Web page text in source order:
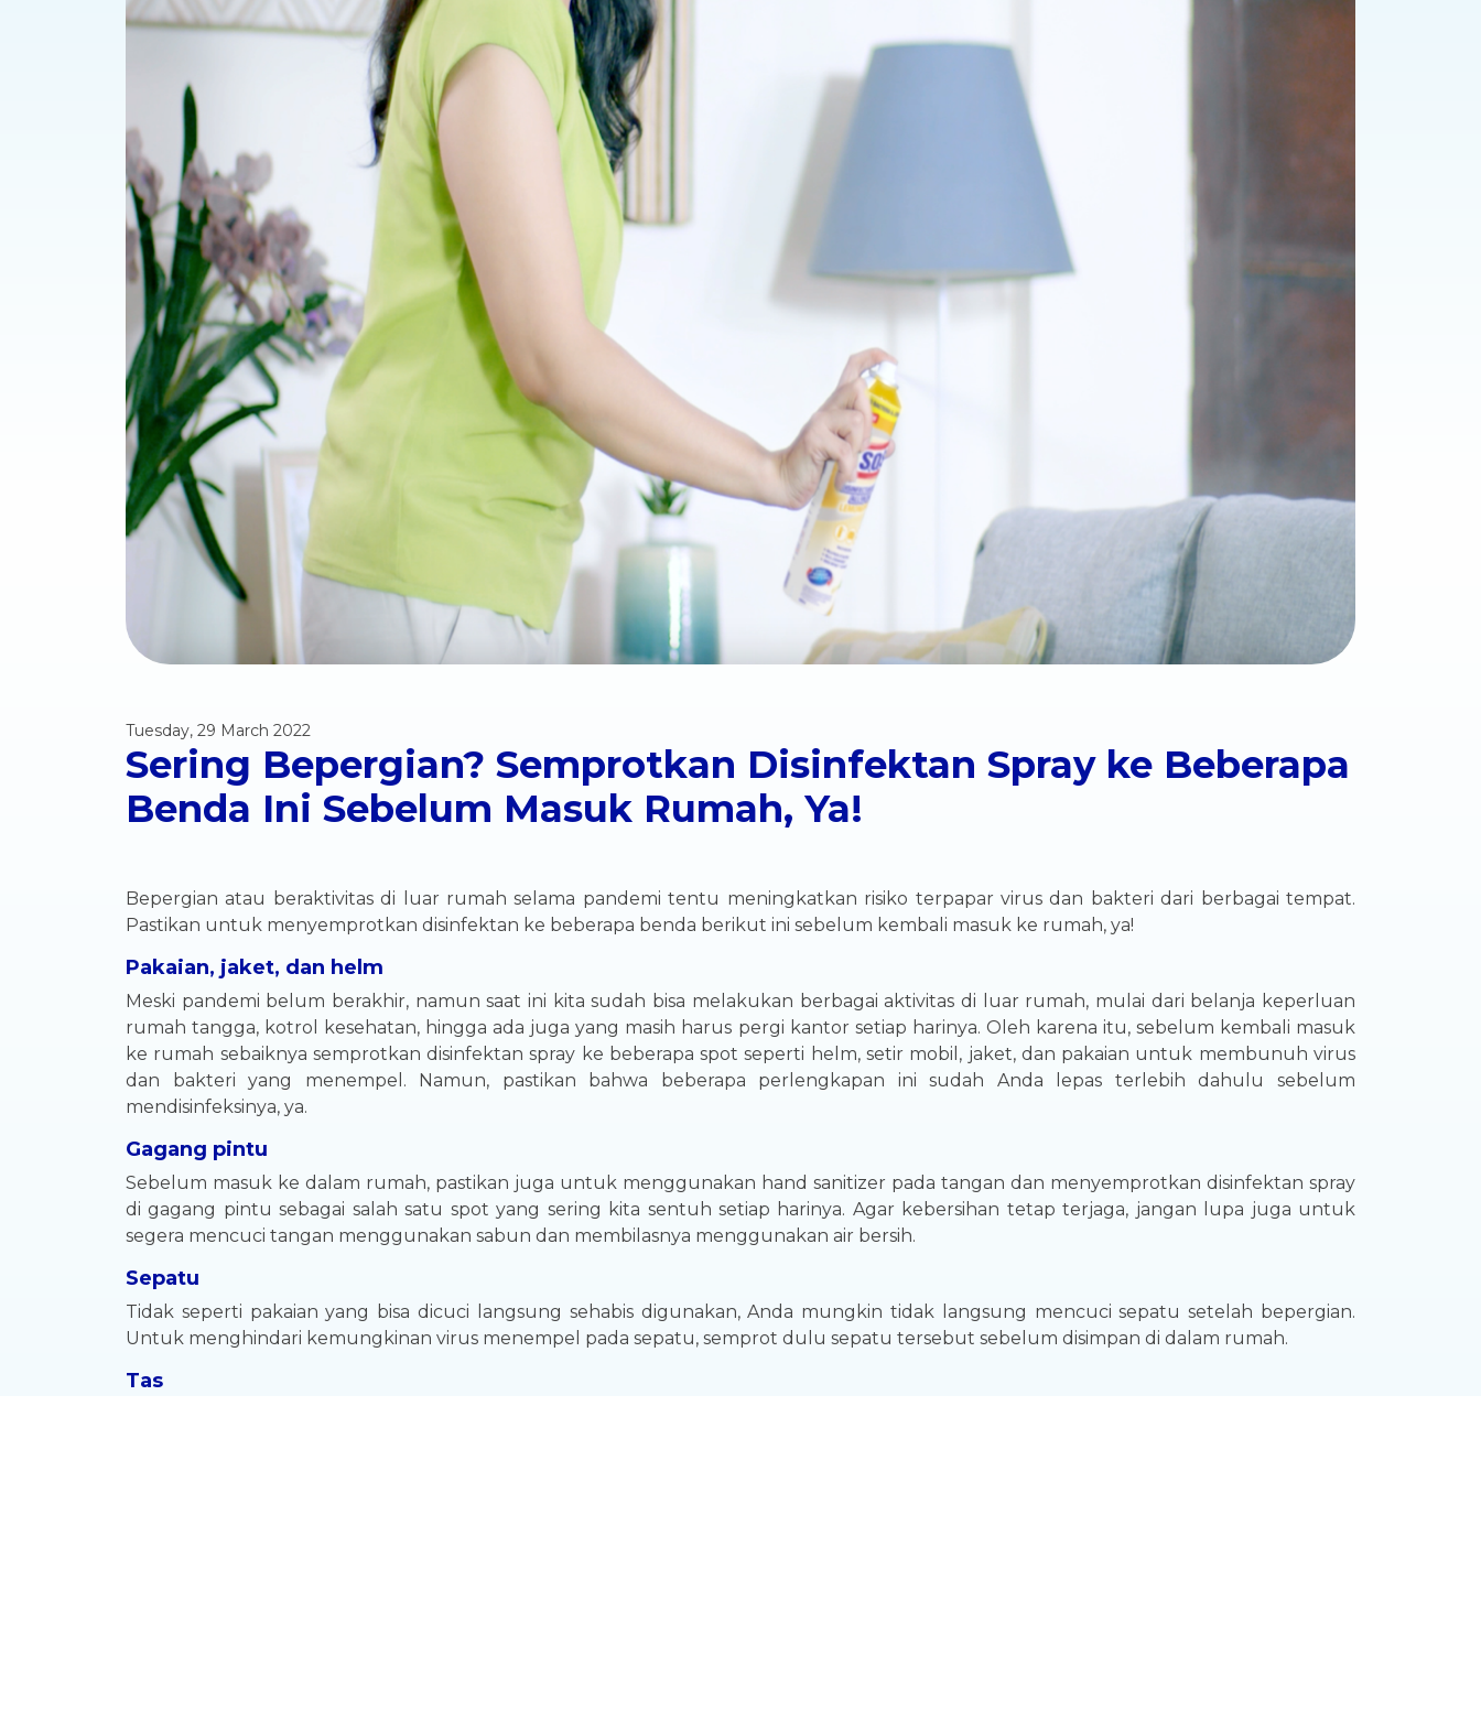
Tuesday, 29 March 2022
Sering Bepergian? Semprotkan Disinfektan Spray ke Beberapa
Benda Ini Sebelum Masuk Rumah, Ya!
Bepergian atau beraktivitas di luar rumah selama pandemi tentu meningkatkan risiko terpapar virus dan bakteri dari berbagai tempat.
Pastikan untuk menyemprotkan disinfektan ke beberapa benda berikut ini sebelum kembali masuk ke rumah, ya!
Pakaian, jaket, dan helm
Meski pandemi belum berakhir, namun saat ini kita sudah bisa melakukan berbagai aktivitas di luar rumah, mulai dari belanja keperluan
rumah tangga, kotrol kesehatan, hingga ada juga yang masih harus pergi kantor setiap harinya. Oleh karena itu, sebelum kembali masuk
ke rumah sebaiknya semprotkan disinfektan spray ke beberapa spot seperti helm, setir mobil, jaket, dan pakaian untuk membunuh virus
dan bakteri yang menempel. Namun, pastikan bahwa beberapa perlengkapan ini sudah Anda lepas terlebih dahulu sebelum
mendisinfeksinya, ya.
Gagang pintu
Sebelum masuk ke dalam rumah, pastikan juga untuk menggunakan hand sanitizer pada tangan dan menyemprotkan disinfektan spray
di gagang pintu sebagai salah satu spot yang sering kita sentuh setiap harinya. Agar kebersihan tetap terjaga, jangan lupa juga untuk
segera mencuci tangan menggunakan sabun dan membilasnya menggunakan air bersih.
Sepatu
Tidak seperti pakaian yang bisa dicuci langsung sehabis digunakan, Anda mungkin tidak langsung mencuci sepatu setelah bepergian.
Untuk menghindari kemungkinan virus menempel pada sepatu, semprot dulu sepatu tersebut sebelum disimpan di dalam rumah.
Tas